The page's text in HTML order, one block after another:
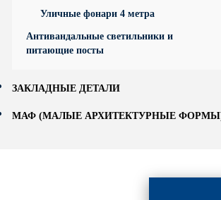
Уличные фонари 4 метра
Антивандальные светильники и
питающие посты
ЗАКЛАДНЫЕ ДЕТАЛИ
МАФ (МАЛЫЕ АРХИТЕКТУРНЫЕ